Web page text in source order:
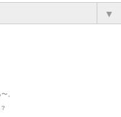
▼
。